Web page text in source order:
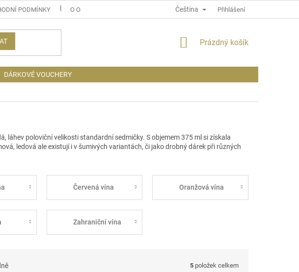
PODMÍNKY O OSOBNÍCH ÚDAJÍCH INFORMACE O WEBU
Čeština Přihlášení
NÁKUPNÍ
Prázdný košík
DÁRKOVÉ VOUCHERY
láhev poloviční velikosti standardní sedmičky. S objemem 375 ml si získala
ledová ale existují i v šumivých variantách, či jako drobný dárek při různých
Červená vína Oranžová vína
Zahraniční vína
5 položek celkem